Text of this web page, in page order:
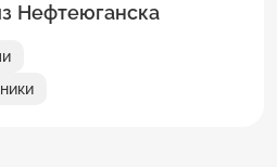
Нефтеюганска